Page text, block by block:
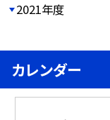
2021年度
カレンダー